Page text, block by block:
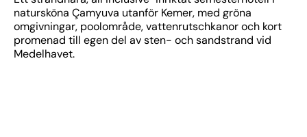
natursköna Çamyuva utanför Kemer, med gröna
omgivningar, poolområde, vattenrutschkanor och kort
promenad till egen del av sten- och sandstrand vid
Medelhavet.